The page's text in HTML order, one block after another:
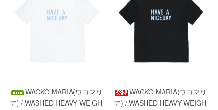
WACKO MARIA(ワコマリ
ア) / WASHED HEAVY WEIGH
WACKO MARIA(ワコマリ
ア) / WASHED HEAVY WEIGH